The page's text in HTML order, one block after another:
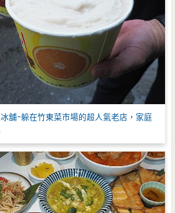
舖-躲在竹東菜市場的超人氣老店，家庭